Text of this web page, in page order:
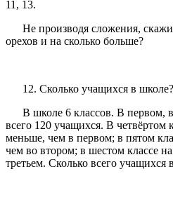
11, 13.
Не производя сложения,
орехов и на сколько больше?
12. Сколько учащихся в школе?
В школе 6 классов. В первом,
всего 120 учащихся. В четвёртом
меньше, чем в первом; в пятом
чем во втором; в шестом классе
третьем. Сколько всего учащихся